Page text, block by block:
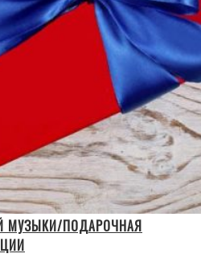
МУЗЫКИ/ПОДАРОЧНАЯ